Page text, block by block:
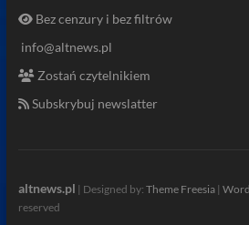
Bez cenzury i bez filtrów
info@altnews.pl
Zostań czytelnikiem
Subskrybuj newslatter
altnews.pl | Designed by: Theme Freesia|
reserved